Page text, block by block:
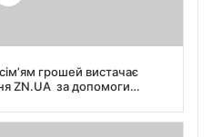
грошей вистачає
ZN.UA за допомоги